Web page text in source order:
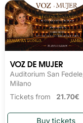
VOZ DE MUJER
Auditorium San Fedele,
Milano
Tickets from 21.70€